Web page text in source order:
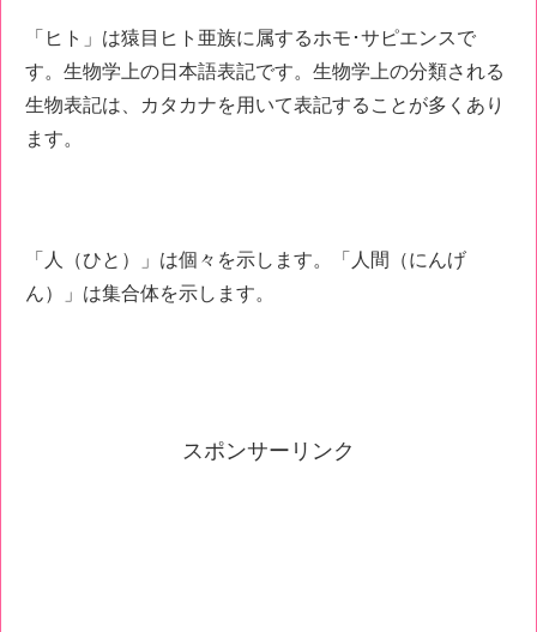
「ヒト」は猿目ヒト亜族に属するホモ･サピエンスで
す。生物学上の日本語表記です。生物学上の分類される
生物表記は、カタカナを用いて表記することが多くあり
ます。
「人（ひと）」は個々を示します。「人間（にんげ
ん）」は集合体を示します。
スポンサーリンク